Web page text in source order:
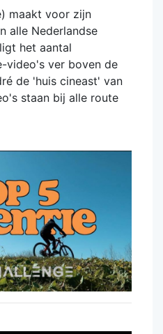
maakt voor zijn
alle Nederlandse
het aantal
video's ver boven de
de 'huis cineast' van
staan bij alle route